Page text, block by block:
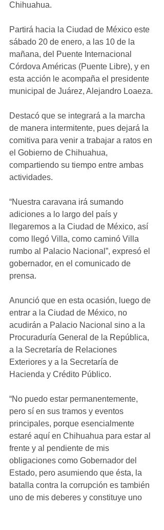
Chihuahua.
Partirá hacia la Ciudad de México este
sábado 20 de enero, a las 10 de la
mañana, del Puente Internacional
Córdova Américas (Puente Libre), y en
esta acción le acompaña el presidente
municipal de Juárez, Alejandro Loaeza.
Destacó que se integrará a la marcha
de manera intermitente, pues dejará la
comitiva para venir a trabajar a ratos en
el Gobierno de Chihuahua,
compartiendo su tiempo entre ambas
actividades.
“Nuestra caravana irá sumando
adiciones a lo largo del país y
llegaremos a la Ciudad de México, así
como llegó Villa, como caminó Villa
rumbo al Palacio Nacional”, expresó el
gobernador, en el comunicado de
prensa.
Anunció que en esta ocasión, luego de
entrar a la Ciudad de México, no
acudirán a Palacio Nacional sino a la
Procuraduría General de la República,
a la Secretaría de Relaciones
Exteriores y a la Secretaría de
Hacienda y Crédito Público.
“No puedo estar permanentemente,
pero sí en sus tramos y eventos
principales, porque esencialmente
estaré aquí en Chihuahua para estar al
frente y al pendiente de mis
obligaciones como Gobernador del
Estado, pero asumiendo que ésta, la
batalla contra la corrupción es también
uno de mis deberes y constituye uno